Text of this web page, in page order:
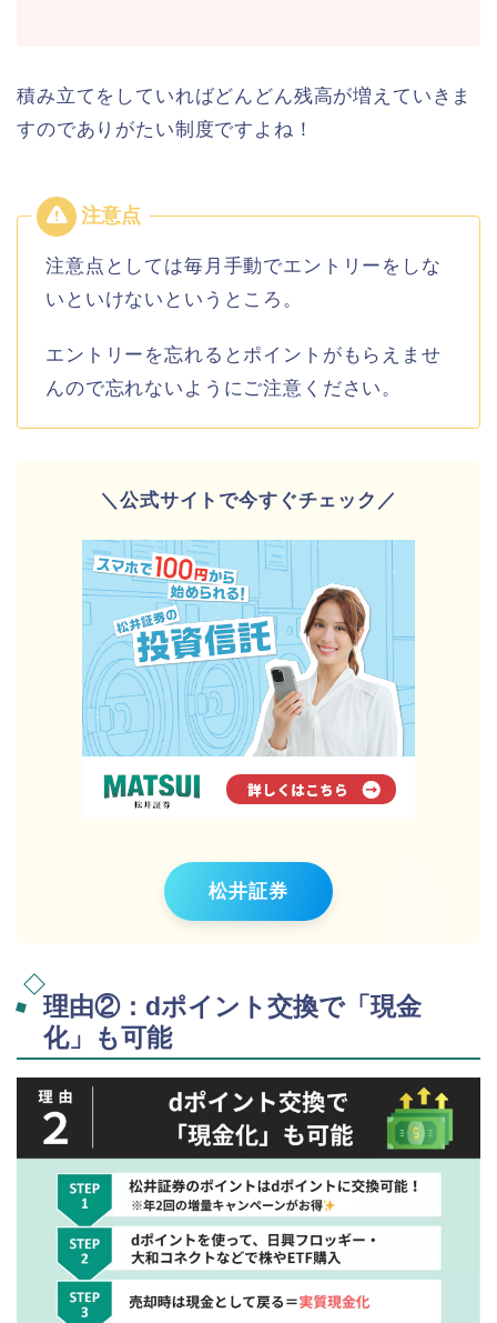
積み立てをしていればどんどん残高が増えていきま
すのでありがたい制度ですよね！
注意点としては毎月手動でエントリーをしな
いといけないというところ。
エントリーを忘れるとポイントがもらえませ
んので忘れないようにご注意ください。
＼公式サイトで今すぐチェック／
松井証券
理由②：dポイント交換で「現金
化」も可能